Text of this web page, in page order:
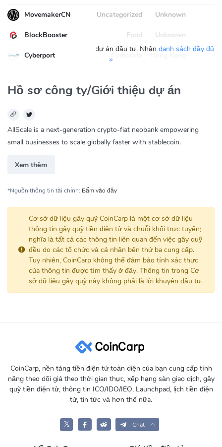
Bạn đang xem 5 trong số 8 dự án đầu tư. Nhận danh sách đầy đủ
»
MovemakerCN Uncategorized Unknown
BlockBooster Fund Unknown
Cyberport
Hồ sơ công ty/Giới thiệu dự án
AllScale is a next-generation crypto-fiat neobank empowering
small businesses to scale globally faster with stablecoin.
Xem thêm
*Nguồn thông tin tài chính: Bấm vào đây
Cơ sở dữ liệu gây quỹ CoinCarp là một cơ sở dữ liệu
thông tin gây quỹ tiền điện tử và chuỗi khối trực tuyến;
nghĩa là tất cả các thông tin liên quan đến việc gây quỹ
đều do các tổ chức và cá nhân bên thứ ba cung cấp.
Tuy nhiên, CoinCarp không thể đảm bảo tính xác thực
của thông tin được tìm thấy ở đây. Thông tin trong Cơ
sở dữ liệu gây quỹ này không phải là lời khuyên đầu tư.
CoinCarp, nền tảng tiền điện tử toàn diện của bạn cung cấp tính
năng theo dõi giá theo thời gian thực, xếp hạng sàn giao dịch, gây
quỹ tiền điện tử, thông tin ICO/IDO/IEO, Launchpad, lịch tiền điện
tử, tin tức và hơn thế nữa.
𝕏 Chat